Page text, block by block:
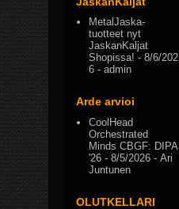
MetalJaska-
tuotteet nyt
JaskanKaljat
Shopissa! - 8/6/202
6 - admin
Arde arvioi
CoolHead
Orchestrated
Minds CBGF: DIPA
'26 - 8/5/2026 - Ari
Juntunen
OLUTKELLARI